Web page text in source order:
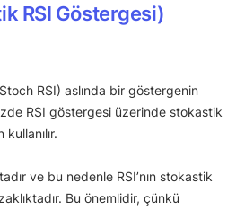
RSI Göstergesi)
RSI) aslında bir göstergenin
RSI göstergesi üzerinde stokastik
ve bu nedenle RSI’nın stokastik
Bu önemlidir, çünkü